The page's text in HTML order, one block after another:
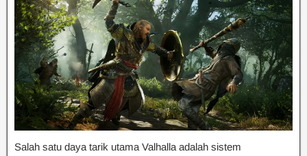
Salah satu daya tarik utama Valhalla adalah sistem